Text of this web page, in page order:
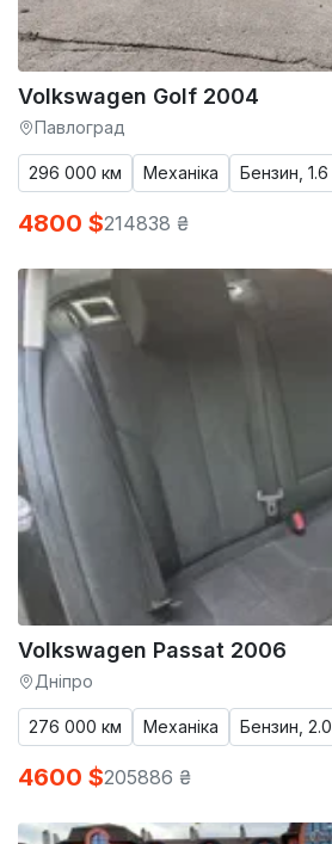
Volkswagen Golf 2004
Павлоград
296 000 км Механіка Бензин, 1.6
4800 $214838 ₴
Volkswagen Passat 2006
Дніпро
276 000 км Механіка Бензин, 2.0
4600 $205886 ₴